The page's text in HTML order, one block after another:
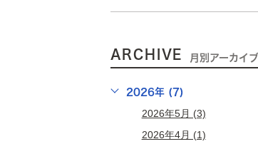
ARCHIVE 月別アーカイブ
2026年 (7)
2026年5月 (3)
2026年4月 (1)